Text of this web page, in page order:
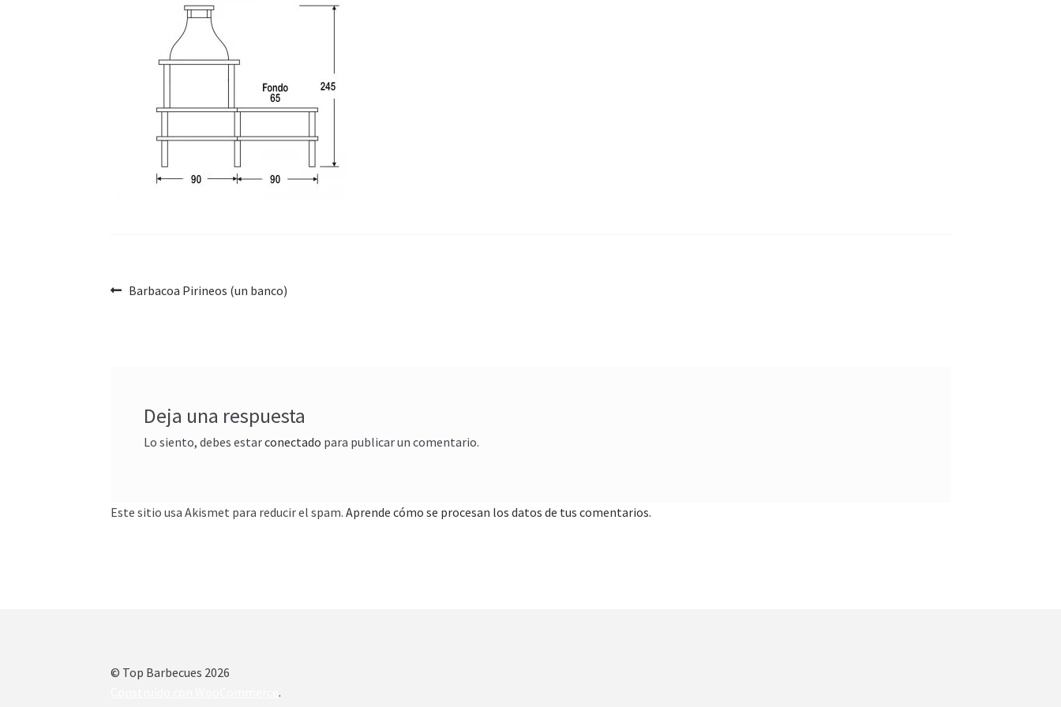
Navegación
Anterior:
Barbacoa Pirineos (un banco)
Deja una respuesta
Lo siento, debes estarconectado para publicar un comentario.
Este sitio usa Akismet para reducir el spam.Aprende cómo se procesan los datos de tus comentarios.
© Top Barbecues 2026
Construido con WooCommerce.